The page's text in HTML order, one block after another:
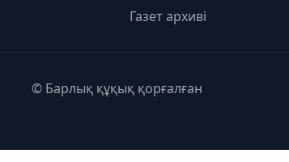
Газет архиві
© Барлық құқық қорғалған